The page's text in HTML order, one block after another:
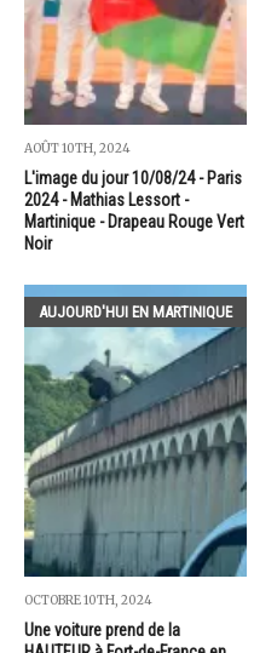
AOÛT 10TH, 2024
L'image du jour 10/08/24 - Paris
2024 - Mathias Lessort -
Martinique - Drapeau Rouge Vert
Noir
AUJOURD'HUI EN MARTINIQUE
OCTOBRE 10TH, 2024
Une voiture prend de la